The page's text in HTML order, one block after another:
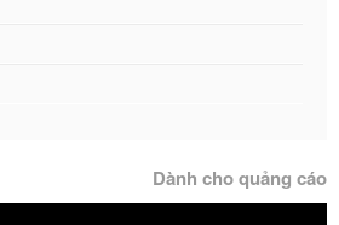
Dành cho quảng cáo